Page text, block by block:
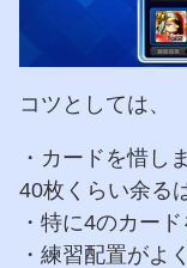
コツとしては、
・カードを惜し
40枚くらい余る
・特に4のカー
・練習配置がよ